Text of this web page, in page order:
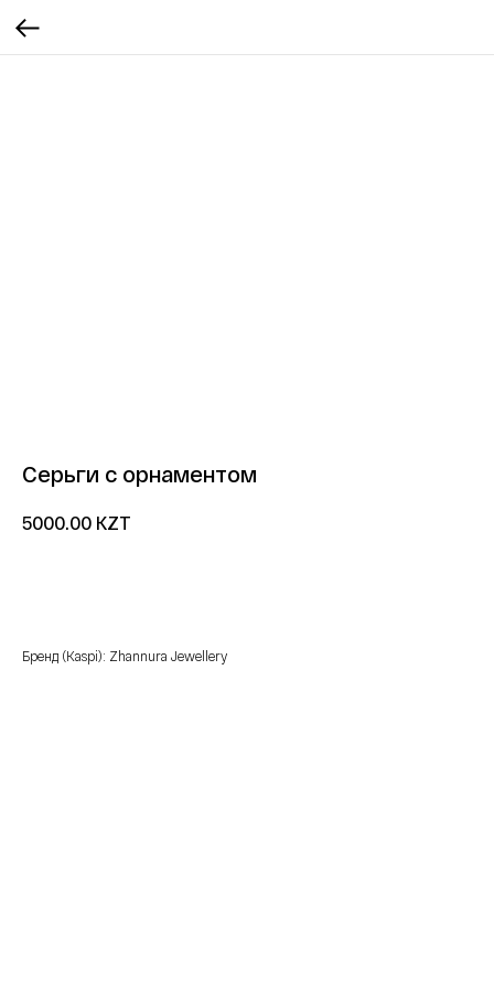
Серьги с орнаментом
5000.00 KZT
Бренд (Kaspi): Zhannura Jewellery